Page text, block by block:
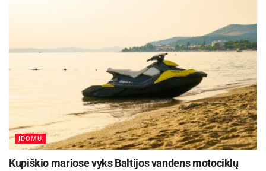
ĮDOMU
Kupiškio mariose vyks Baltijos vandens motociklų